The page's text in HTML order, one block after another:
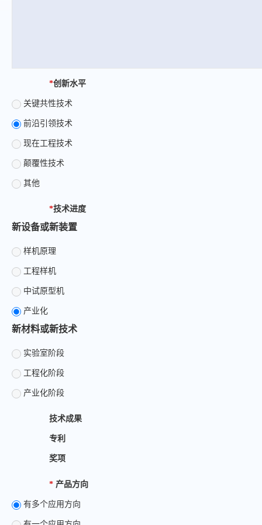
*创新水平
关键共性技术
前沿引领技术
现在工程技术
颠覆性技术
其他
*技术进度
新设备或新装置
样机原理
工程样机
中试原型机
产业化
新材料或新技术
实验室阶段
工程化阶段
产业化阶段
技术成果
专利
奖项
* 产品方向
有多个应用方向